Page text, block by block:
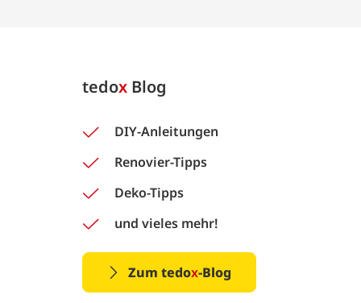
tedox Blog
DIY-Anleitungen
Renovier-Tipps
Deko-Tipps
und vieles mehr!
Zum tedox-Blog